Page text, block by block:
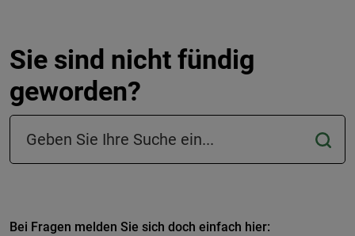
Sie sind nicht fündig
geworden?
Suchfeld in der Fußzeile
Bei Fragen melden Sie sich doch einfach hier: